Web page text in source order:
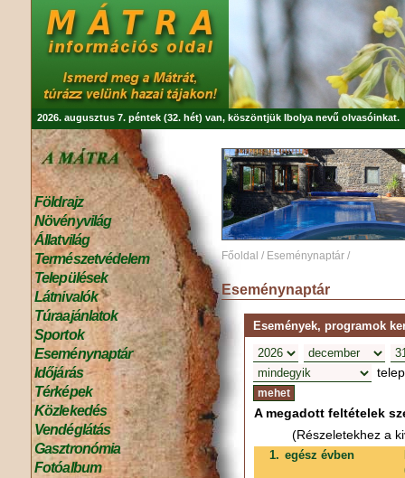
2026. augusztus 7. péntek (32. hét) van, köszöntjük Ibolya nevű olvasóinkat.
Földrajz
Növényvilág
Állatvilág
Természetvédelem
Települések
Látnivalók
Túraajánlatok
Sportok
Eseménynaptár
Időjárás
Térképek
Közlekedés
Vendéglátás
Gasztronómia
Fotóalbum
Főoldal / Eseménynaptár /
Eseménynaptár
Események, programok
A megadott feltételek
(Részeletekhez a
1. egész évben